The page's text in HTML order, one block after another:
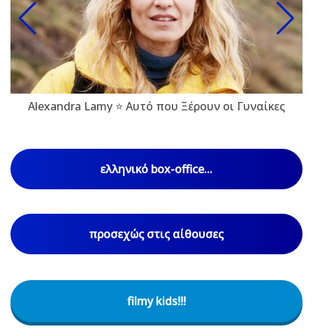
Alexandra Lamy ⭐ Αυτό που Ξέρουν οι Γυναίκες
ελληνικό box-office...
προσεχώς στις αίθουσες
filmy kids!!!